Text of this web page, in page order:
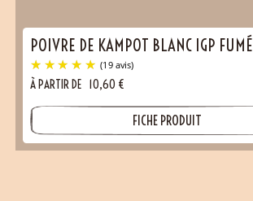
POIVRE DE KAMPOT BLANC IGP FUMÉ
À PARTIR DE 10,60 €
FICHE PRODUIT